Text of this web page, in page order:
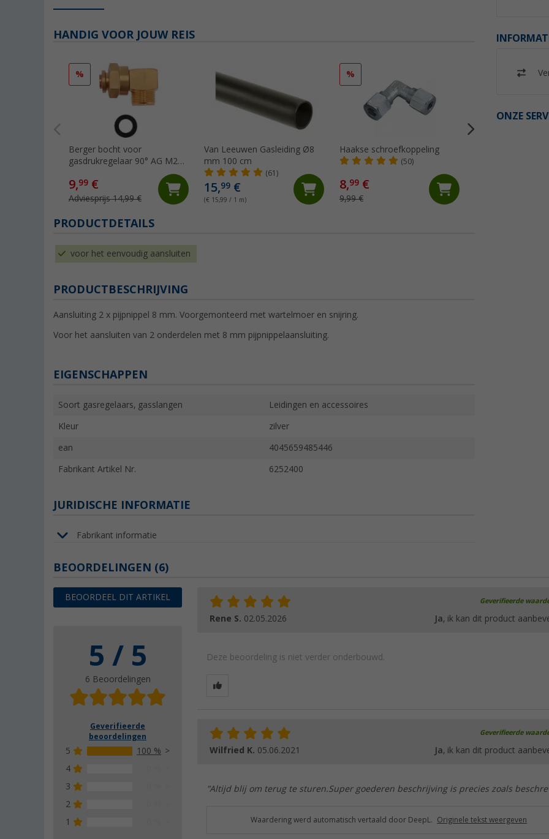
ONZE
HANDIG VOOR JOUW REIS
%
Berger bocht voor
gasdrukregelaar 90° AG M20
9,99 €
Adviesprijs 14,99 €
Van Leeuwen Gasleiding Ø8
mm 100 cm
(61)
15,99 €
(€ 15,99 / 1 m)
%
Haakse schroefkoppeling
(50)
8,99 €
9,99 €
PRODUCTDETAILS
voor het eenvoudig aansluiten
PRODUCTBESCHRIJVING
Aansluiting 2 x pijpnippel 8 mm. Voorgemonteerd met wartelmoer en snijring.
Voor het aansluiten van 2 onderdelen met 8 mm pijpnippelaansluiting.
EIGENSCHAPPEN
Soort gasregelaars, gasslangen Leidingen en accessoires
Kleur zilver
ean 4045659485446
Fabrikant Artikel Nr. 6252400
JURIDISCHE INFORMATIE
Fabrikant informatie
BEOORDELINGEN (6)
BEOORDEEL DIT ARTIKEL
5 / 5
6 Beoordelingen
Geverifieerde
beoordelingen
5
100 %
4
3
2
1
Geverifieerde
Rene S. 02.05.2026 Ja, ik kan dit product
Deze beoordeling is niet verder onderbouwd.
Geverifieerde
Wilfried K. 05.06.2021 Ja, ik kan dit product
"Altijd blij om terug te sturen.Super goederen beschrijving is precies zoals
Waardering werd automatisch vertaald door DeepL. Originele tekst weergeven